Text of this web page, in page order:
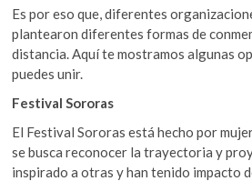
Es por eso que, diferentes
plantearon diferentes formas de
distancia. Aquí te mostramos algunas
puedes unir.
Festival Sororas
El Festival Sororas está hecho por
se busca reconocer la trayectoria y
inspirado a otras y han tenido impacto